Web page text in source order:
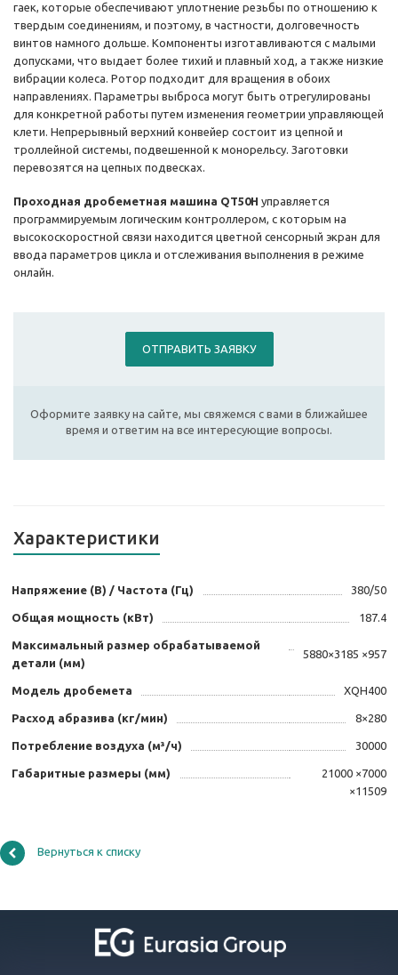
гаек, которые обеспечивают уплотнение резьбы по отношению к
твердым соединениям, и поэтому, в частности, долговечность
винтов намного дольше. Компоненты изготавливаются с малыми
допусками, что выдает более тихий и плавный ход, а также низкие
вибрации колеса. Ротор подходит для вращения в обоих
направлениях. Параметры выброса могут быть отрегулированы
для конкретной работы путем изменения геометрии управляющей
клети. Непрерывный верхний конвейер состоит из цепной и
троллейной системы, подвешенной к монорельсу. Заготовки
перевозятся на цепных подвесках.
Проходная дробеметная машина QT50H управляется
программируемым логическим контроллером, с которым на
высокоскоростной связи находится цветной сенсорный экран для
ввода параметров цикла и отслеживания выполнения в режиме
онлайн.
ОТПРАВИТЬ ЗАЯВКУ
Оформите заявку на сайте, мы свяжемся с вами в ближайшее
время и ответим на все интересующие вопросы.
Характеристики
Напряжение (В) / Частота (Гц) 380/50
Общая мощность (кВт) 187.4
Максимальный размер обрабатываемой
детали (мм)
5880×3185 ×957
Модель дробемета XQH400
Расход абразива (кг/мин) 8×280
Потребление воздуха (м³/ч) 30000
Габаритные размеры (мм)
21000 ×7000
×11509
Вернуться к списку